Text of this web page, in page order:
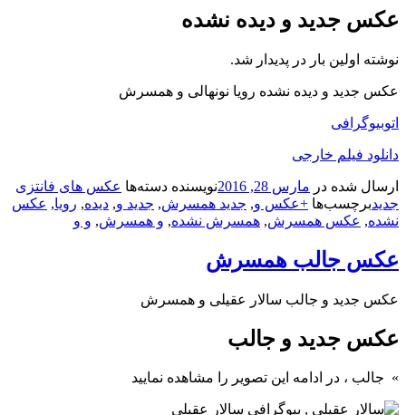
عکس جدید و دیده نشده
نوشته اولین بار در پدیدار شد.
عکس جدید و دیده نشده رویا نونهالی و همسرش
اتوبیوگرافی
دانلود فیلم خارجی
ارسال شده در مارس 28, 2016 نویسنده دسته‌ها عکس های فانتزی
جدیدبرچسب‌ها +عکس و, جدید همسرش, جدید و, دیده, رویا, عکس
نشده, عکس همسرش, همسرش نشده, و همسرش, و و
عکس جالب همسرش
عکس جدید و جالب سالار عقیلی و همسرش
عکس جدید و جالب
» جالب ، در ادامه این تصویر را مشاهده نمایید